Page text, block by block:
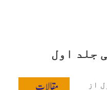
جلد اول
از